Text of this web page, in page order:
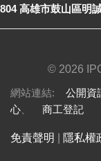
804 高雄市鼓山區明
© 2026
網站連結: 公開資
心
商工登記
免責聲明 隱私權